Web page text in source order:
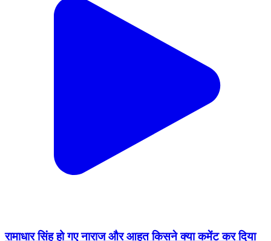
रामाधार सिंह हो गए नाराज और आहत किसने क्या कमेंट कर दिया